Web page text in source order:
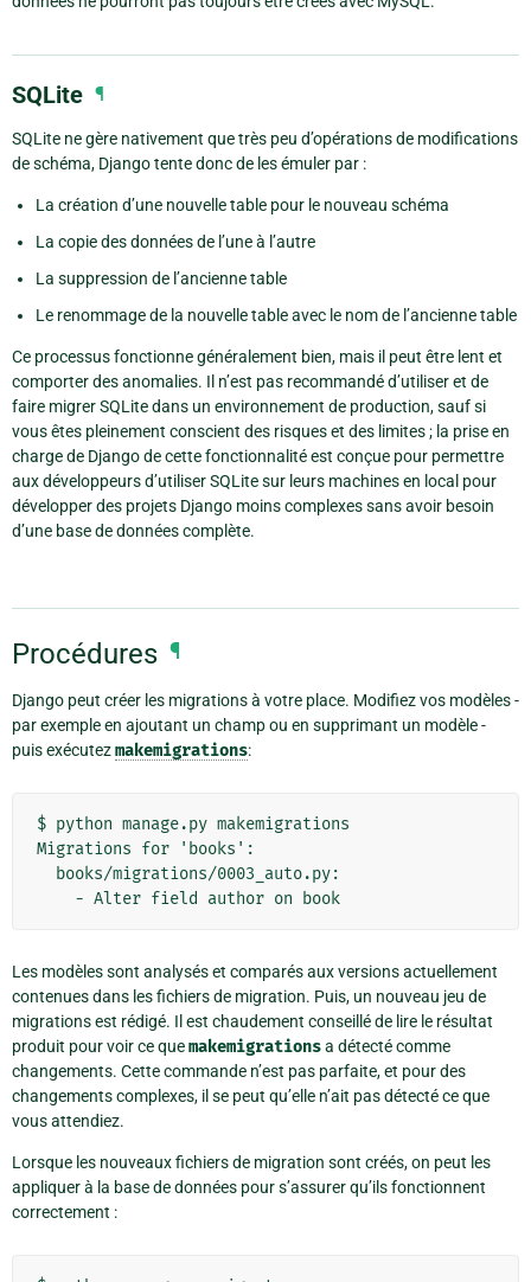
SQLite ¶
SQLite ne gère nativement que très peu d’opérations de modifications
de schéma, Django tente donc de les émuler par :
La création d’une nouvelle table pour le nouveau schéma
La copie des données de l’une à l’autre
La suppression de l’ancienne table
Le renommage de la nouvelle table avec le nom de l’ancienne table
Ce processus fonctionne généralement bien, mais il peut être lent et
comporter des anomalies. Il n’est pas recommandé d’utiliser et de
faire migrer SQLite dans un environnement de production, sauf si
vous êtes pleinement conscient des risques et des limites ; la prise en
charge de Django de cette fonctionnalité est conçue pour permettre
aux développeurs d’utiliser SQLite sur leurs machines en local pour
développer des projets Django moins complexes sans avoir besoin
d’une base de données complète.
Procédures ¶
Django peut créer les migrations à votre place. Modifiez vos modèles -
par exemple en ajoutant un champ ou en supprimant un modèle -
puis exécutezmakemigrations:
$ python manage.py makemigrations
Migrations for 'books':
Les modèles sont analysés et comparés aux versions actuellement
contenues dans les fichiers de migration. Puis, un nouveau jeu de
migrations est rédigé. Il est chaudement conseillé de lire le résultat
produit pour voir ce quemakemigrationsa détecté comme
changements. Cette commande n’est pas parfaite, et pour des
changements complexes, il se peut qu’elle n’ait pas détecté ce que
vous attendiez.
Lorsque les nouveaux fichiers de migration sont créés, on peut les
appliquer à la base de données pour s’assurer qu’ils fonctionnent
correctement :